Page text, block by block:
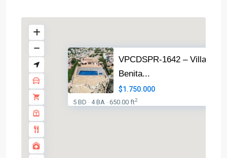
VPCDSPR-1642 – Villa in
Benita...
$1.750.000
5 BD · 4 BA · 650.00 ft2